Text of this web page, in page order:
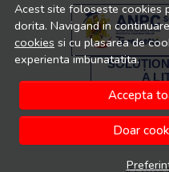
Acest site foloseste cookies
dorita. Navigand in
cookies si cu plasarea de
experienta imbunatatita.
Accepta
Doar